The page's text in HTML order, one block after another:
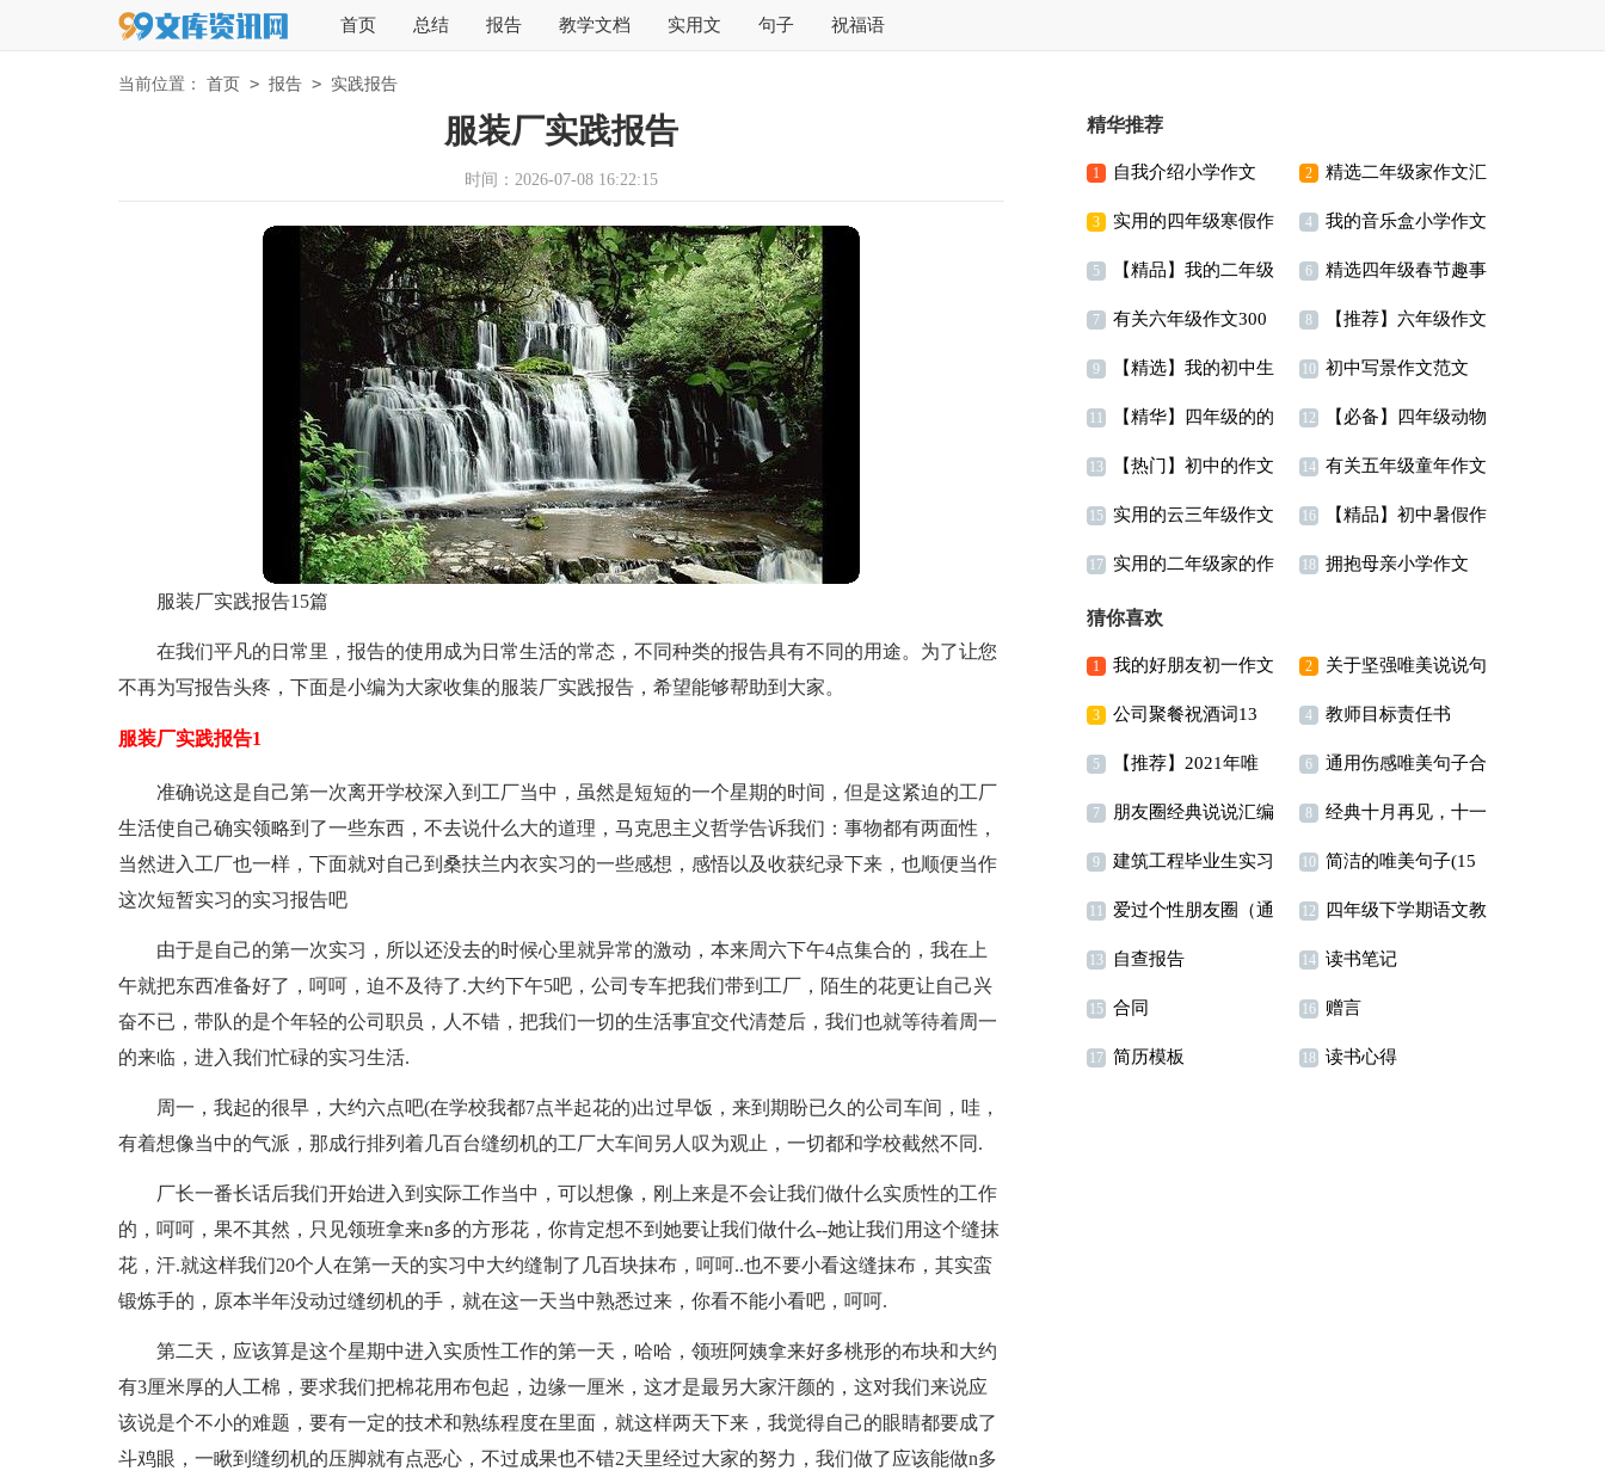
首页 总结 报告 教学文档 实用文 句子 祝福语
当前位置： 首页 > 报告 > 实践报告
服装厂实践报告
时间：2026-07-08 16:22:15
服装厂实践报告15篇
在我们平凡的日常里，报告的使用成为日常生活的常态，不同种类的报告具有不同的用途。为了让您
不再为写报告头疼，下面是小编为大家收集的服装厂实践报告，希望能够帮助到大家。
服装厂实践报告1
准确说这是自己第一次离开学校深入到工厂当中，虽然是短短的一个星期的时间，但是这紧迫的工厂
生活使自己确实领略到了一些东西，不去说什么大的道理，马克思主义哲学告诉我们：事物都有两面性，
当然进入工厂也一样，下面就对自己到桑扶兰内衣实习的一些感想，感悟以及收获纪录下来，也顺便当作
这次短暂实习的实习报告吧
由于是自己的第一次实习，所以还没去的时候心里就异常的激动，本来周六下午4点集合的，我在上
午就把东西准备好了，呵呵，迫不及待了.大约下午5吧，公司专车把我们带到工厂，陌生的花更让自己兴
奋不已，带队的是个年轻的公司职员，人不错，把我们一切的生活事宜交代清楚后，我们也就等待着周一
的来临，进入我们忙碌的实习生活.
周一，我起的很早，大约六点吧(在学校我都7点半起花的)出过早饭，来到期盼已久的公司车间，哇，
有着想像当中的气派，那成行排列着几百台缝纫机的工厂大车间另人叹为观止，一切都和学校截然不同.
厂长一番长话后我们开始进入到实际工作当中，可以想像，刚上来是不会让我们做什么实质性的工作
的，呵呵，果不其然，只见领班拿来n多的方形花，你肯定想不到她要让我们做什么--她让我们用这个缝抹
花，汗.就这样我们20个人在第一天的实习中大约缝制了几百块抹布，呵呵..也不要小看这缝抹布，其实蛮
锻炼手的，原本半年没动过缝纫机的手，就在这一天当中熟悉过来，你看不能小看吧，呵呵.
第二天，应该算是这个星期中进入实质性工作的第一天，哈哈，领班阿姨拿来好多桃形的布块和大约
有3厘米厚的人工棉，要求我们把棉花用布包起，边缘一厘米，这才是最另大家汗颜的，这对我们来说应
该说是个不小的难题，要有一定的技术和熟练程度在里面，就这样两天下来，我觉得自己的眼睛都要成了
斗鸡眼，一瞅到缝纫机的压脚就有点恶心，不过成果也不错2天里经过大家的努力，我们做了应该能做n多
精华推荐
1 自我介绍小学作文
15篇
2 精选二年级家作文汇
编八篇
3 实用的四年级寒假作
文四篇
4 我的音乐盒小学作文
5 【精品】我的二年级
作文300字集合九篇
6 精选四年级春节趣事
作文合集10篇
7 有关六年级作文300
字集锦9篇
8 【推荐】六年级作文
集合7篇
9 【精选】我的初中生
活作文汇总六篇
10 初中写景作文范文
11 【精华】四年级的的
暑假作文四篇
12 【必备】四年级动物
作文汇总五篇
13 【热门】初中的作文
300字合集十篇
14 有关五年级童年作文
合集8篇
15 实用的云三年级作文
300字合集五篇
16 【精品】初中暑假作
文汇总9篇
17 实用的二年级家的作
文合集6篇
18 拥抱母亲小学作文
猜你喜欢
1 我的好朋友初一作文
(15篇)
2 关于坚强唯美说说句
子（精选60句）
3 公司聚餐祝酒词13
篇
4 教师目标责任书
5 【推荐】2021年唯
美的句子集合36条
6 通用伤感唯美句子合
集78句
7 朋友圈经典说说汇编
15篇
8 经典十月再见，十一
月你好语录座右铭（精
选100句）
9 建筑工程毕业生实习
报告5篇
10 简洁的唯美句子(15
篇)
11 爱过个性朋友圈（通
用40句）
12 四年级下学期语文教
学计划汇总5篇
13 自查报告 14 读书笔记
15 合同 16 赠言
17 简历模板 18 读书心得